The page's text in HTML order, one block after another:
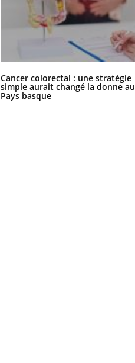
Cancer colorectal : une stratégie
simple aurait changé la donne au
Pays basque